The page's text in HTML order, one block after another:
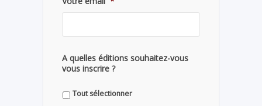
A quelles éditions souhaitez-vous
vous inscrire ?
Tout sélectionner